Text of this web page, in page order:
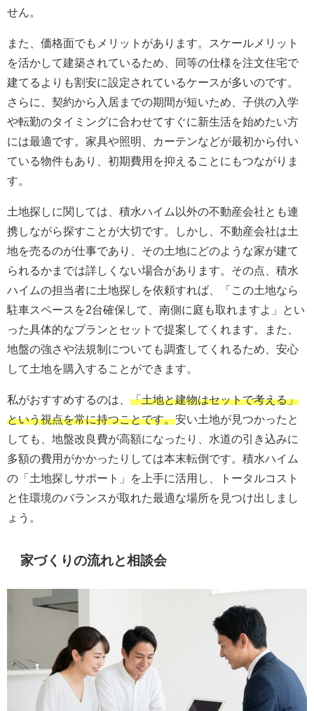
せん。
また、価格面でもメリットがあります。スケールメリット
を活かして建築されているため、同等の仕様を注文住宅で
建てるよりも割安に設定されているケースが多いのです。
さらに、契約から入居までの期間が短いため、子供の入学
や転勤のタイミングに合わせてすぐに新生活を始めたい方
には最適です。家具や照明、カーテンなどが最初から付い
ている物件もあり、初期費用を抑えることにもつながりま
す。
土地探しに関しては、積水ハイム以外の不動産会社とも連
携しながら探すことが大切です。しかし、不動産会社は土
地を売るのが仕事であり、その土地にどのような家が建て
られるかまでは詳しくない場合があります。その点、積水
ハイムの担当者に土地探しを依頼すれば、「この土地なら
駐車スペースを2台確保して、南側に庭も取れますよ」とい
った具体的なプランとセットで提案してくれます。また、
地盤の強さや法規制についても調査してくれるため、安心
して土地を購入することができます。
私がおすすめするのは、 「土地と建物はセットで考える」
という視点を常に持つことです。安い土地が見つかったと
しても、地盤改良費が高額になったり、水道の引き込みに
多額の費用がかかったりしては本末転倒です。積水ハイム
の「土地探しサポート」を上手に活用し、トータルコスト
と住環境のバランスが取れた最適な場所を見つけ出しまし
ょう。
家づくりの流れと相談会